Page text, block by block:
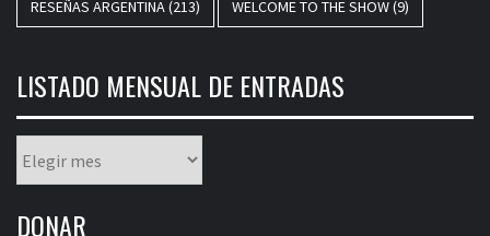
RESEÑAS ARGENTINA(213) WELCOME TO THE SHOW(9)
LISTADO MENSUAL DE ENTRADAS
mensual
entradas
DONAR